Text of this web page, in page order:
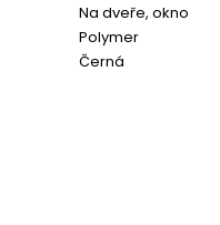
Na dveře, okno
Polymer
Černá